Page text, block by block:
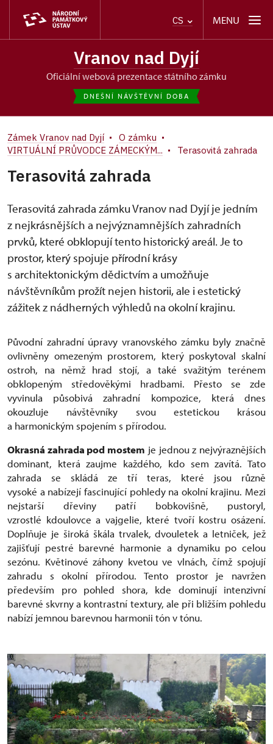
CS MENU
Vranov nad Dyjí
oficiální webová prezentace státního zámku
DNEŠNÍ NÁVŠTĚVNÍ DOBA
Zámek Vranov nad Dyjí
O zámku
VIRTUÁLNÍ PRŮVODCE ZÁMECKÝM...
Terasovitá zahrada
Terasovitá zahrada
Terasovitá zahrada zámku Vranov nad Dyjí je jedním
z nejkrásnějších a nejvýznamnějších zahradních
prvků, které obklopují tento historický areál. Je to
prostor, který spojuje přírodní krásy
s architektonickým dědictvím a umožňuje
návštěvníkům prožít nejen historii, ale i estetický
zážitek z nádherných výhledů na okolní krajinu.
Původní zahradní úpravy vranovského zámku byly značně
ovlivněny omezeným prostorem, který poskytoval skalní
ostroh, na němž hrad stojí, a také svažitým terénem
obklopeným středověkými hradbami. Přesto se zde
vyvinula působivá zahradní kompozice, která dnes
okouzluje návštěvníky svou estetickou krásou
a harmonickým spojením s přírodou.
Okrasná zahrada pod mostem je jednou z nejvýraznějších
dominant, která zaujme každého, kdo sem zavítá. Tato
zahrada se skládá ze tří teras, které jsou různě
vysoké a nabízejí fascinující pohledy na okolní krajinu. Mezi
nejstarší dřeviny patří bobkovišně, pustoryl,
vzrostlé kdoulovce a vajgelie, které tvoří kostru osázení.
Doplňuje je široká škála trvalek, dvouletek a letniček, jež
zajišťují pestré barevné harmonie a dynamiku po celou
sezónu. Květinové záhony kvetou ve vlnách, čímž spojují
zahradu s okolní přírodou. Tento prostor je navržen
především pro pohled shora, kde dominují intenzivní
barevné skvrny a kontrastní textury, ale při bližším pohledu
nabízí jemnou barevnou harmonii tón v tónu.